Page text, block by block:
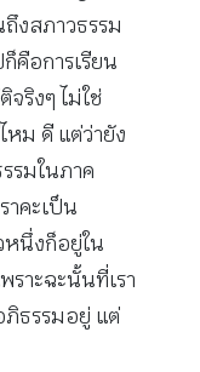
งสภาวธรรม
คือการเรียน
ริงๆ ไม่ใช่
หม ดี แต่ว่ายัง
รมในภาค
าคะเป็น
หนึ่งก็อยู่ใน
ราะฉะนั้นที่เรา
ภิธรรมอยู่ แต่